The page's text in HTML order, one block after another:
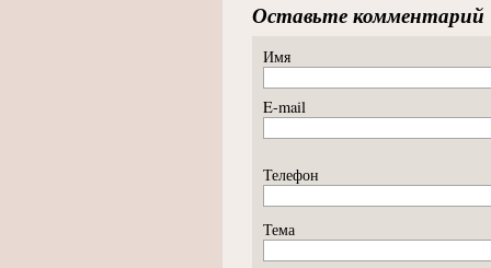
Оставьте комментарий
Имя
E-mail
Телефон
Тема